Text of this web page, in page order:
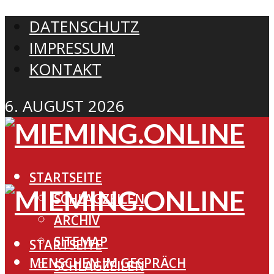
DATENSCHUTZ
IMPRESSUM
KONTAKT
6. AUGUST 2026
STARTSEITE
SCHLAGZEILEN
ARCHIV
SITEMAP
MENSCHEN IM GESPRÄCH
STARTSEITE
SCHLAGZEILEN